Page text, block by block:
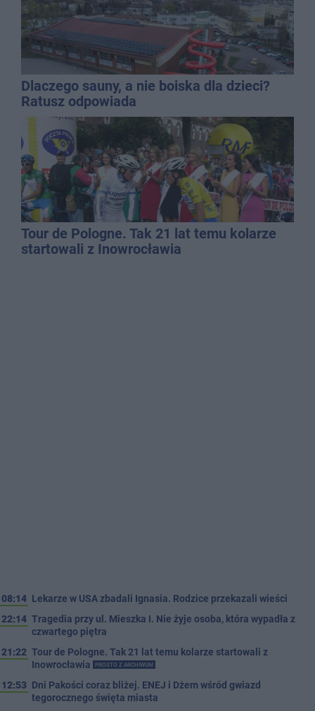
Dlaczego sauny, a nie boiska dla dzieci?
Ratusz odpowiada
Tour de Pologne. Tak 21 lat temu kolarze
startowali z Inowrocławia
08:14 Lekarze w USA zbadali Ignasia. Rodzice przekazali wieści
22:14 Tragedia przy ul. Mieszka I. Nie żyje osoba, która wypadła z
czwartego piętra
21:22 Tour de Pologne. Tak 21 lat temu kolarze startowali z
Inowrocławia
PROSTO Z ARCHIWUM
12:53 Dni Pakości coraz bliżej. ENEJ i Dżem wśród gwiazd
tegorocznego święta miasta